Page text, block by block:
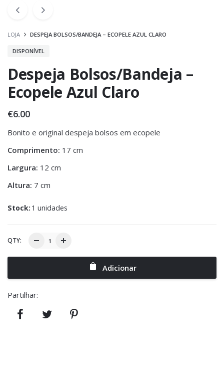
LOJA DESPEJA BOLSOS/BANDEJA – ECOPELE AZUL CLARO
DISPONÍVEL
Despeja Bolsos/Bandeja –
Ecopele Azul Claro
€6.00
Bonito e original despeja bolsos em ecopele
Comprimento: 17 cm
Largura: 12 cm
Altura: 7 cm
Stock: 1 unidades
QTY:
Adicionar
Partilhar: